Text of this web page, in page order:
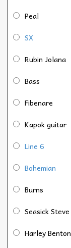
Peal
SX
Rubin Jolana
Bass
Fibenare
Kapok guitar
Line 6
Bohemian
Burns
Seasick Steve
Harley Benton